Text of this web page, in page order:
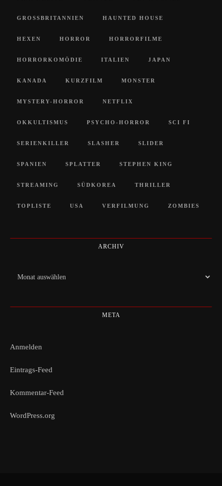
GROSSBRITANNIEN HAUNTED HOUSE
HEXEN HORROR HORRORFILME
HORRORKOMÖDIE ITALIEN JAPAN
KANADA KURZFILM MONSTER
MYSTERY-HORROR NETFLIX
OKKULTISMUS PSYCHO-HORROR SCI FI
SERIENKILLER SLASHER SLIDER
SPANIEN SPLATTER STEPHEN KING
STREAMING SÜDKOREA THRILLER
TOPLISTE USA VERFILMUNG ZOMBIES
ARCHIV
Archiv
META
Anmelden
Eintrags-Feed
Kommentar-Feed
WordPress.org